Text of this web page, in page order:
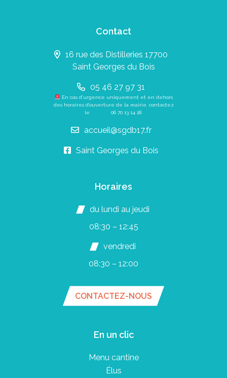
Contact
16 rue des Distilleries 17700
Saint Georges du Bois
05 46 27 97 31
En cas d’urgence uniquement et en dehors
des horaires d’ouverture de la mairie, contactez
le 06 70 13 14 18.
accueil@sgdb17.fr
Saint Georges du Bois
Horaires
du lundi au jeudi
08:30 – 12:45
vendredi
08:30 – 12:00
CONTACTEZ-NOUS
En un clic
Menu cantine
Élus